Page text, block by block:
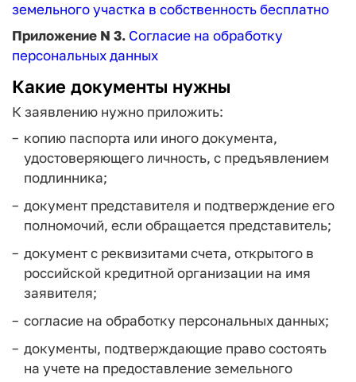
земельного участка в собственность бесплатно
Приложение N 3. Согласие на обработку
персональных данных
Какие документы нужны
К заявлению нужно приложить:
копию паспорта или иного документа,
удостоверяющего личность, с предъявлением
подлинника;
документ представителя и подтверждение его
полномочий, если обращается представитель;
документ с реквизитами счета, открытого в
российской кредитной организации на имя
заявителя;
согласие на обработку персональных данных;
документы, подтверждающие право состоять
на учете на предоставление земельного